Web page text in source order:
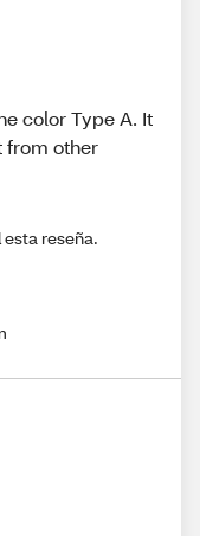
color Type A. It
from other
reseña.